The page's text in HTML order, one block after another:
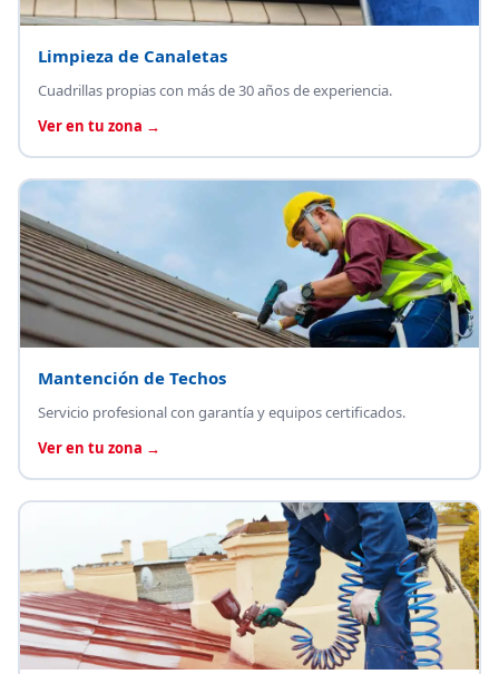
Limpieza de Canaletas
Cuadrillas propias con más de 30 años de experiencia.
Ver en tu zona →
Mantención de Techos
Servicio profesional con garantía y equipos certificados.
Ver en tu zona →